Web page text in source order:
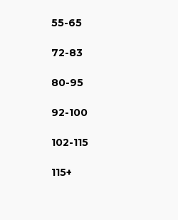
55-65
72-83
80-95
92-100
102-115
115+